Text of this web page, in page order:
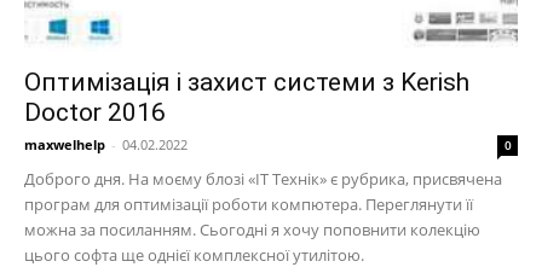
Оптимізація і захист системи з Kerish
Doctor 2016
maxwelhelp - 04.02.2022 0
Доброго дня. На моєму блозі «IT Технік» є рубрика, присвячена
програм для оптимізації роботи компютера. Переглянути її
можна за посиланням. Сьогодні я хочу поповнити колекцію
цього софта ще однієї комплексної утилітою.